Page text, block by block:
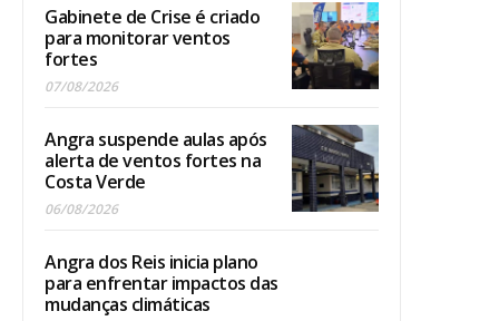
Gabinete de Crise é criado
para monitorar ventos
fortes
07/08/2026
Angra suspende aulas após
alerta de ventos fortes na
Costa Verde
06/08/2026
Angra dos Reis inicia plano
para enfrentar impactos das
mudanças climáticas